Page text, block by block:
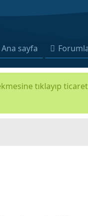
Ana sayfa
tıklayıp